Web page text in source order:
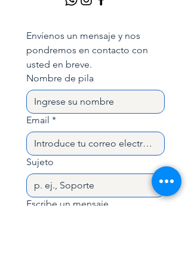
Realiza inmersiones cómodas
Actuar como un compañero de
seguridad competente y de
profundidad para otros
apneístas.
QUÉ ESTÁ INCLUIDO
4 días de entrenamiento
: teoría,
piscina/aguas confinadas y aguas
Práctica avanzada de
ecualización, incluida la técnica
de llenado bucal
Equipo de apnea, kit de estudio
ycertificación AIDA 4.
Envíenos un mensaje y nos
pondremos en contacto con
usted en breve.
Nombre de pila
Email *
Sujeto
Escribe un mensaje